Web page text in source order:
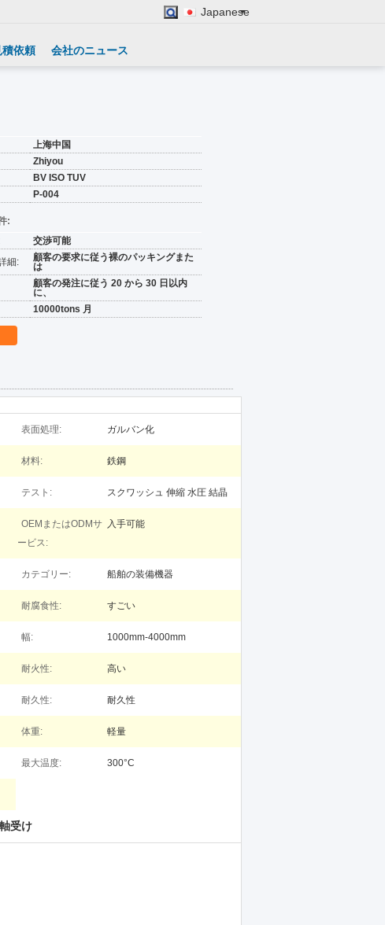
Japanese
積依頼 会社のニュース
上海中国
Zhiyou
BV ISO TUV
P-004
:
交渉可能
細:
顧客の要求に従う裸のパッキングまた
は
顧客の発注に従う 20 から 30 日以内
に、
10000tons 月
表面処理: ガルバン化
材料: 鉄鋼
テスト: スクワッシュ 伸縮 水圧 結晶
OEMまたはODMサ
ービス:
入手可能
カテゴリー: 船舶の装備機器
耐腐食性: すごい
幅: 1000mm-4000mm
耐火性: 高い
耐久性: 耐久性
体重: 軽量
最大温度: 300°C
受け